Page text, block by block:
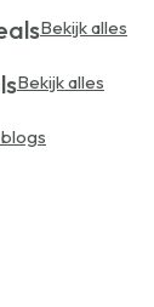
Bekijk alles
Bekijk alles